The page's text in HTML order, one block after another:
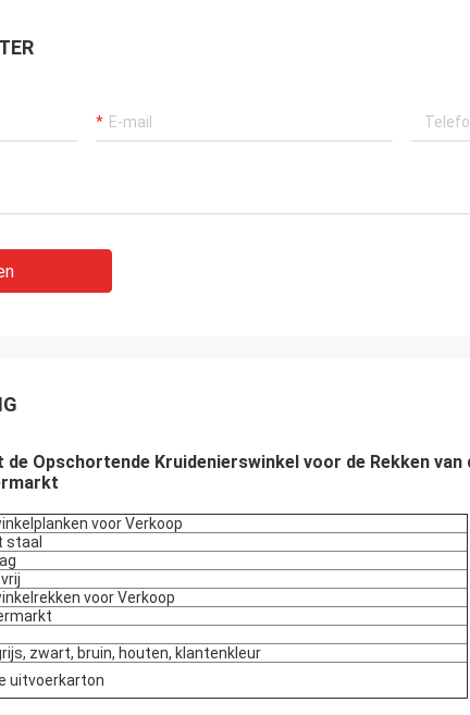
de Opschortende Kruidenierswinkel voor de Rekken
voor Verkoop
staal
voor Verkoop
zwart, bruin, houten, klantenkleur
uitvoerkarton